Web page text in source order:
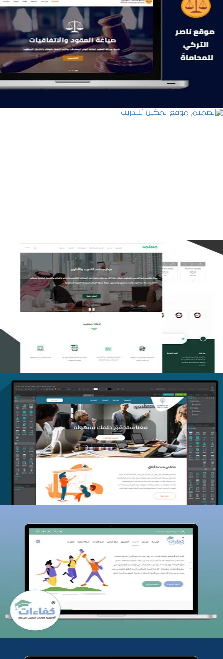
موقع ناصر التركي للمحاماة
التفاصيل
تصميم منصة معتمد للتدريب
التفاصيل
منصة أفق للتدريب
التفاصيل
كفاءات للتدريب
التفاصيل